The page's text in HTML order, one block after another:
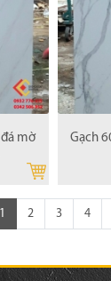
mờ
Gạch
1 2 3 4